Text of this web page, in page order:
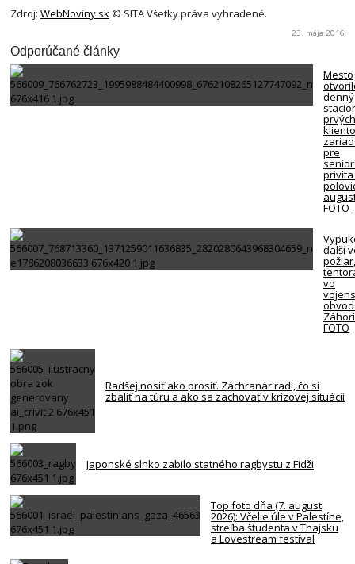
Zdroj: WebNoviny.sk © SITA Všetky práva vyhradené.
23. mája 2016
Odporúčané články
Mesto
denný
prvých
pre
FOTO
ďalší
požiar,
vo
FOTO
Radšej nosiť ako prosiť. Záchranár radí, čo si
zbaliť na túru a ako sa zachovať v krízovej situácii
Japonské slnko zabilo statného ragbystu z Fidži
Top foto dňa (7. august
2026): Včelie úle v Palestíne,
streľba študenta v Thajsku
a Lovestream festival